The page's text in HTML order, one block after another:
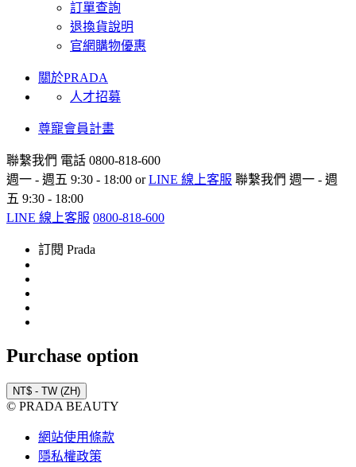
訂單查詢
退換貨說明
官網購物優惠
關於PRADA
人才招募
尊寵會員計畫
聯繫我們 電話 0800-818-600
週一 - 週五 9:30 - 18:00 orLINE 線上客服 聯繫我們 週一 - 週
五 9:30 - 18:00
LINE 線上客服 0800-818-600
訂閱 Prada
Purchase option
NT$ - TW (ZH)
© PRADA BEAUTY
網站使用條款
隱私權政策